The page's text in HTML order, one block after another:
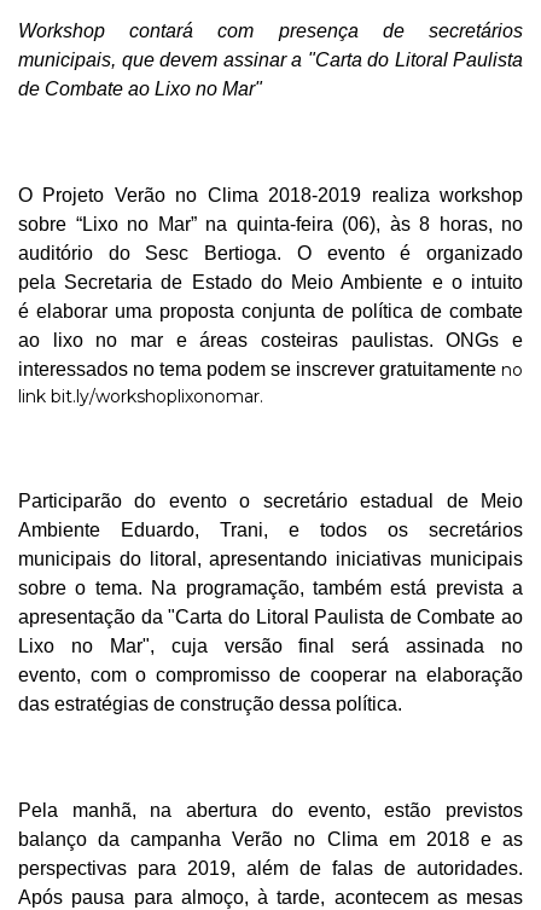
Workshop contará com presença de secretários
municipais, que devem assinar a "Carta do Litoral Paulista
de Combate ao Lixo no Mar"
O Projeto Verão no Clima 2018-2019 realiza workshop
sobre “Lixo no Mar” na quinta-feira (06), às 8 horas, no
auditório do Sesc Bertioga. O evento é organizado
pela Secretaria de Estado do Meio Ambiente e o intuito
é elaborar uma proposta conjunta de política de combate
ao lixo no mar e áreas costeiras paulistas.ONGs e
interessados no tema podem se inscrever gratuitamente no
link bit.ly/workshoplixonomar.
Participarão do evento o secretário estadual de Meio
Ambiente Eduardo, Trani, e todos os secretários
municipais do litoral, apresentando iniciativas municipais
sobre o tema. Na programação, também está prevista a
apresentação da "Carta do Litoral Paulista de Combate ao
Lixo no Mar", cuja versão final será assinada no
evento, com o compromisso de cooperar na elaboração
das estratégias de construção dessa política.
Pela manhã, na abertura do evento, estão previstos
balanço da campanha Verão no Clima em 2018 e as
perspectivas para 2019, além de falas de autoridades.
Após pausa para almoço, à tarde, acontecem as mesas